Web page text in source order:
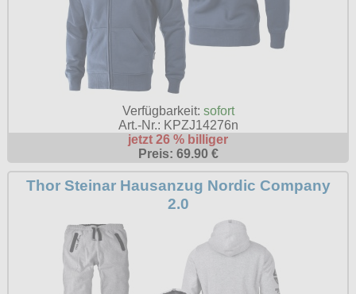
Verfügbarkeit: sofort
Art.-Nr.: KPZJ14276n
jetzt 26 % billiger
Preis: 69.90 €
Thor Steinar Hausanzug Nordic Company
2.0